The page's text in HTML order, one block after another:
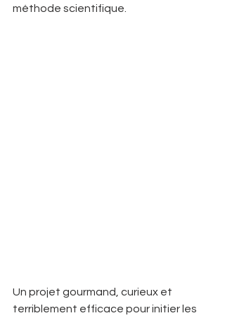
méthode scientifique.
Un projet gourmand, curieux et
terriblement efficace pour initier les